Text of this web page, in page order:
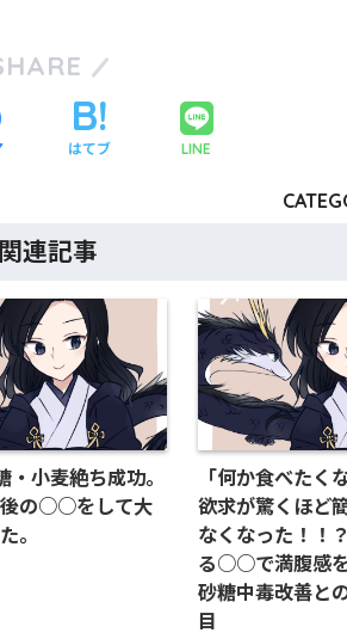
はてブ LINE
連記事
小麦絶ち成功。
の○○をして大
。
「何か食べたく
欲求が驚くほど
なくなった！！
る○○で満腹感を
砂糖中毒改善と
目